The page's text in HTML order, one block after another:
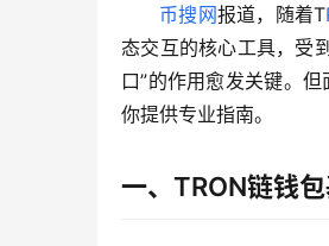
币搜网报道，随着T
态交互的核心工具，受
口”的作用愈发关键。
你提供专业指南。
一、TRON链钱